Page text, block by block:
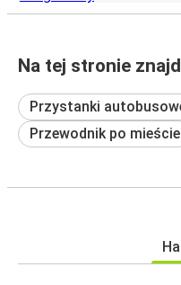
Na tej stronie
Przystanki
Przewodnik po mieście